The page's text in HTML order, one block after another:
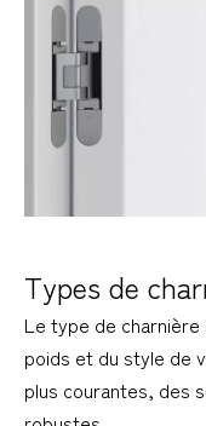
Types de
Le type de
poids et du style de
plus courantes, des